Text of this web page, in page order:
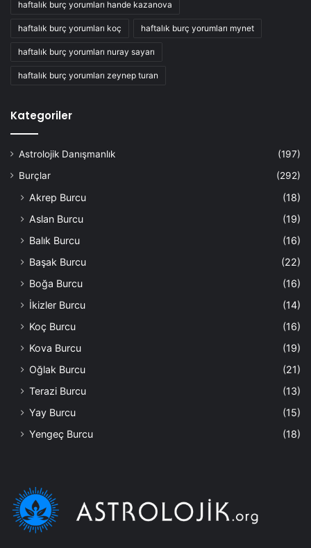
haftalık burç yorumları hande kazanova
haftalık burç yorumları koç haftalık burç yorumları mynet
haftalık burç yorumları nuray sayarı
haftalık burç yorumları zeynep turan
Kategoriler
Astrolojik Danışmanlık
(197)
Burçlar
(292)
Akrep Burcu
(18)
Aslan Burcu
(19)
Balık Burcu
(16)
Başak Burcu
(22)
Boğa Burcu
(16)
İkizler Burcu
(14)
Koç Burcu
(16)
Kova Burcu
(19)
Oğlak Burcu
(21)
Terazi Burcu
(13)
Yay Burcu
(15)
Yengeç Burcu
(18)